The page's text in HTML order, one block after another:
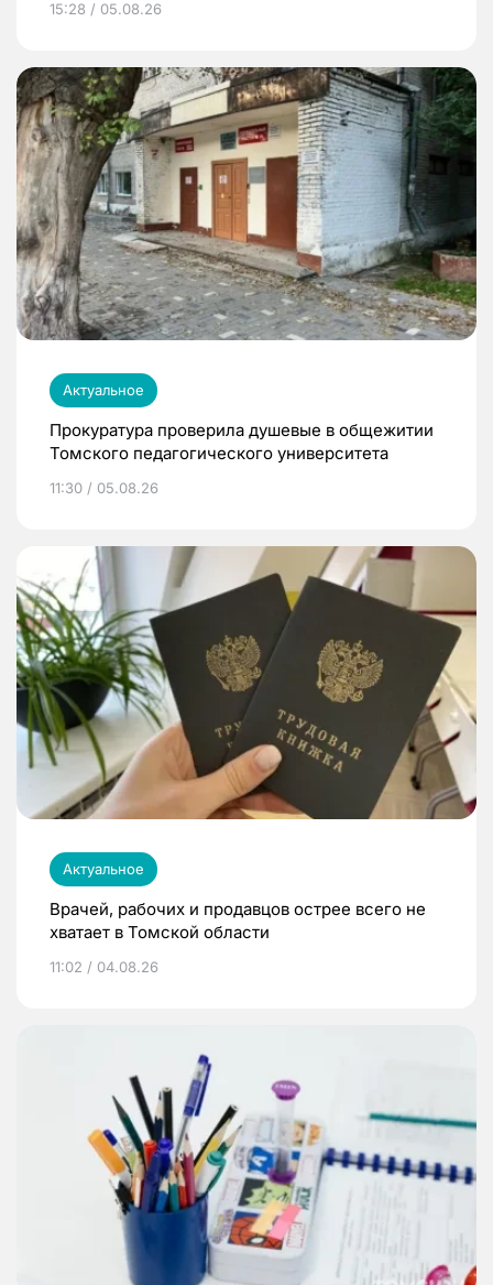
15:28 / 05.08.26
Актуальное
Прокуратура проверила душевые в общежитии
Томского педагогического университета
11:30 / 05.08.26
Актуальное
Врачей, рабочих и продавцов острее всего не
хватает в Томской области
11:02 / 04.08.26